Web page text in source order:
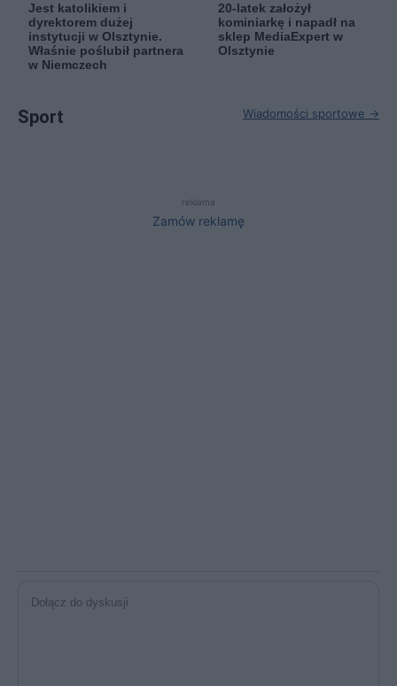
Jest katolikiem i
dyrektorem dużej
instytucji w Olsztynie.
Właśnie poślubił partnera
w Niemczech
20-latek założył
kominiarkę i napadł na
sklep MediaExpert w
Olsztynie
Sport Wiadomości sportowe →
reklama
Zamów reklamę